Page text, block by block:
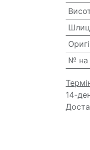
№ на
14-